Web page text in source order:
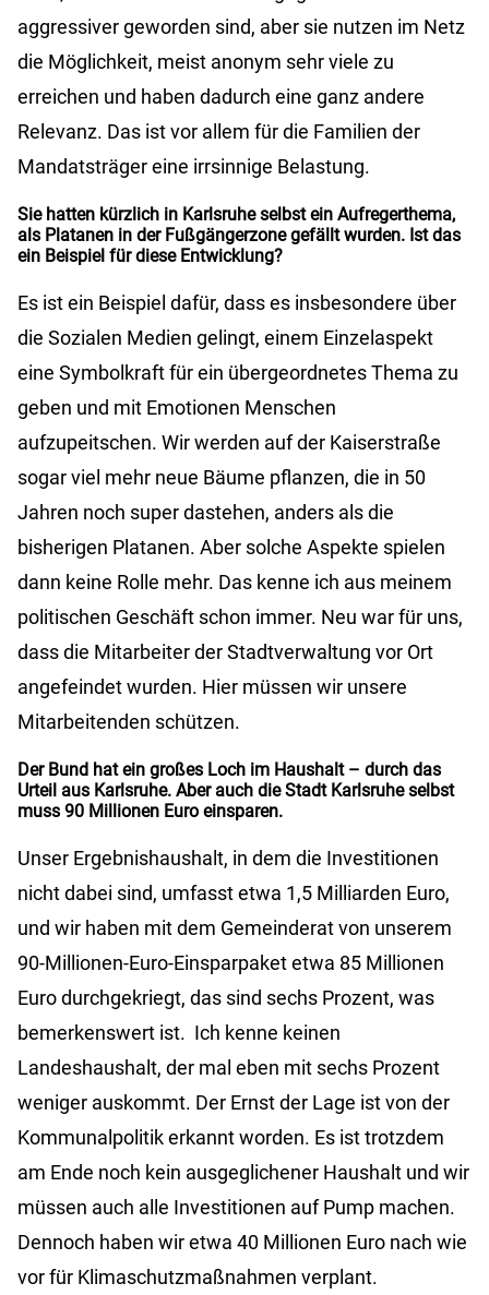
aggressiver geworden sind, aber sie nutzen im Netz
die Möglichkeit, meist anonym sehr viele zu
erreichen und haben dadurch eine ganz andere
Relevanz. Das ist vor allem für die Familien der
Mandatsträger eine irrsinnige Belastung.
Sie hatten kürzlich in Karlsruhe selbst ein Aufregerthema,
als Platanen in der Fußgängerzone gefällt wurden. Ist das
ein Beispiel für diese Entwicklung?
Es ist ein Beispiel dafür, dass es insbesondere über
die Sozialen Medien gelingt, einem Einzelaspekt
eine Symbolkraft für ein übergeordnetes Thema zu
geben und mit Emotionen Menschen
aufzupeitschen. Wir werden auf der Kaiserstraße
sogar viel mehr neue Bäume pflanzen, die in 50
Jahren noch super dastehen, anders als die
bisherigen Platanen. Aber solche Aspekte spielen
dann keine Rolle mehr. Das kenne ich aus meinem
politischen Geschäft schon immer. Neu war für uns,
dass die Mitarbeiter der Stadtverwaltung vor Ort
angefeindet wurden. Hier müssen wir unsere
Mitarbeitenden schützen.
Der Bund hat ein großes Loch im Haushalt – durch das
Urteil aus Karlsruhe. Aber auch die Stadt Karlsruhe selbst
muss 90 Millionen Euro einsparen.
Unser Ergebnishaushalt, in dem die Investitionen
nicht dabei sind, umfasst etwa 1,5 Milliarden Euro,
und wir haben mit dem Gemeinderat von unserem
90-Millionen-Euro-Einsparpaket etwa 85 Millionen
Euro durchgekriegt, das sind sechs Prozent, was
bemerkenswert ist. Ich kenne keinen
Landeshaushalt, der mal eben mit sechs Prozent
weniger auskommt. Der Ernst der Lage ist von der
Kommunalpolitik erkannt worden. Es ist trotzdem
am Ende noch kein ausgeglichener Haushalt und wir
müssen auch alle Investitionen auf Pump machen.
Dennoch haben wir etwa 40 Millionen Euro nach wie
vor für Klimaschutzmaßnahmen verplant.